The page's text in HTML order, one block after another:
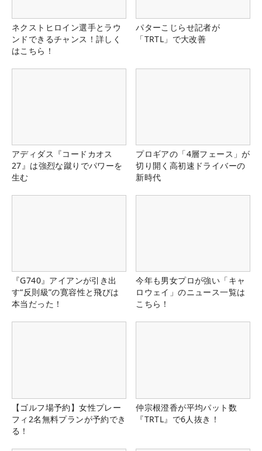
ネクストヒロイン選手とラウ
ンドできるチャンス！詳しく
はこちら！
パターこじらせ記者が
「TRTL」で大改善
アディダス『コードカオス
27』は強烈な蹴りでパワーを
生む
プロギアの「4層フェース」が
切り開く高初速ドライバーの
新時代
『G740』アイアンが引き出
す“反則級”の寛容性と飛びは
本当だった！
今年も男女プロが強い「キャ
ロウェイ」のニュース一覧は
こちら！
【ゴルフ場予約】女性プレー
フィ2名無料プランが予約でき
る！
仲宗根澄香が平均パット数
『TRTL』で6人抜き！